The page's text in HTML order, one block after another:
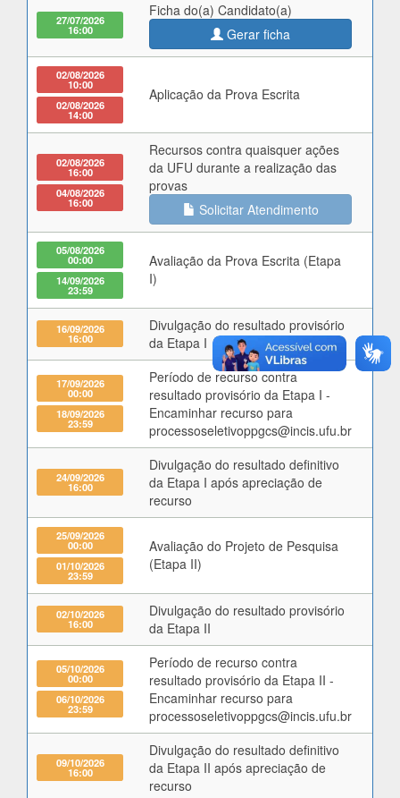
27/07/2026
16:00
Ficha do(a) Candidato(a)
Gerar ficha
02/08/2026
10:00
02/08/2026
14:00
Aplicação da Prova Escrita
02/08/2026
16:00
04/08/2026
16:00
Recursos contra quaisquer ações
da UFU durante a realização das
provas
Solicitar Atendimento
05/08/2026
00:00
14/09/2026
23:59
Avaliação da Prova Escrita (Etapa
I)
16/09/2026
16:00
Divulgação do resultado provisório
da Etapa I
17/09/2026
00:00
18/09/2026
23:59
Período de recurso contra
resultado provisório da Etapa I -
Encaminhar recurso para
processoseletivoppgcs@incis.ufu.br
24/09/2026
16:00
Divulgação do resultado definitivo
da Etapa I após apreciação de
recurso
25/09/2026
00:00
01/10/2026
23:59
Avaliação do Projeto de Pesquisa
(Etapa II)
02/10/2026
16:00
Divulgação do resultado provisório
da Etapa II
05/10/2026
00:00
06/10/2026
23:59
Período de recurso contra
resultado provisório da Etapa II -
Encaminhar recurso para
processoseletivoppgcs@incis.ufu.br
09/10/2026
16:00
Divulgação do resultado definitivo
da Etapa II após apreciação de
recurso